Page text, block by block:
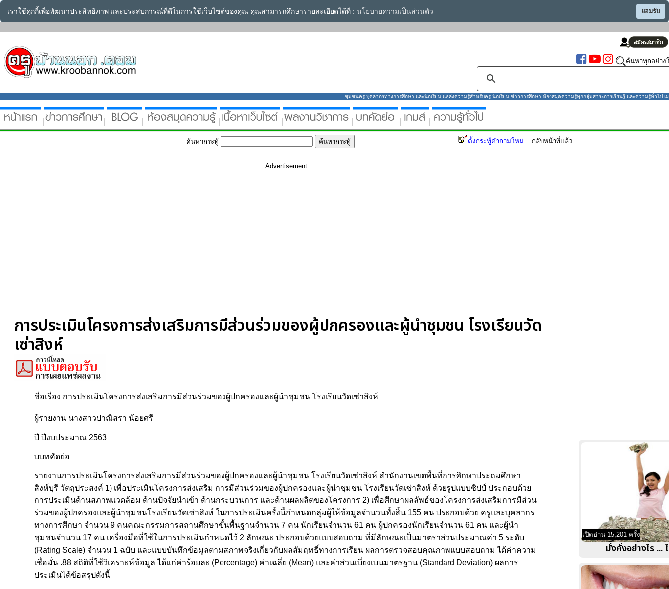
เราใช้คุกกี้เพื่อพัฒนาประสิทธิภาพ และประสบการณ์ที่ดีในการใช้เว็บไซต์ของคุณ คุณสามารถศึกษารายละเอียดได้ที่ : นโยบายความเป็นส่วนตัว ยอมรับ
ค้นหาทุกอย่าง
ชุมชนครู บุคลากรทางการศึกษา และนักเรียน แหล่งความรู้สำหรับครู นักเรียน ข่าวการศึกษา ห้องสมุดความรู้ทุกกลุ่มสาระการเรียนรู้ และความรู้ทั่วไป เ
ค้นหากระทู้ ตั้งกระทู้คำถามใหม่ กลับหน้าที่แล้ว
Advertisement
การประเมินโครงการส่งเสริมการมีส่วนร่วมของผู้ปกครองและผู้นำชุมชน โรงเรียนวัด
เซ่าสิงห์
ชื่อเรื่อง การประเมินโครงการส่งเสริมการมีส่วนร่วมของผู้ปกครองและผู้นำชุมชน โรงเรียนวัดเซ่าสิงห์
ผู้รายงาน นางสาวปาณิสรา น้อยศรี
ปี ปีงบประมาณ 2563
บบทคัดย่อ
รายงานการประเมินโครงการส่งเสริมการมีส่วนร่วมของผู้ปกครองและผู้นำชุมชน โรงเรียนวัดเซ่าสิงห์ สำนักงานเขตพื้นที่การศึกษาประถมศึกษา
สิงห์บุรี วัตถุประสงค์ 1) เพื่อประเมินโครงการส่งเสริม การมีส่วนร่วมของผู้ปกครองและผู้นำชุมชน โรงเรียนวัดเซ่าสิงห์ ด้วยรูปแบบซิปป์ ประกอบด้วย
การประเมินด้านสภาพแวดล้อม ด้านปัจจัยนำเข้า ด้านกระบวนการ และด้านผลผลิตของโครงการ 2) เพื่อศึกษาผลลัพธ์ของโครงการส่งเสริมการมีส่วน
ร่วมของผู้ปกครองและผู้นำชุมชนโรงเรียนวัดเซ่าสิงห์ ในการประเมินครั้งนี้กำหนดกลุ่มผู้ให้ข้อมูลจำนวนทั้งสิ้น 155 คน ประกอบด้วย ครูและบุคลากร
ทางการศึกษา จำนวน 9 คนคณะกรรมการสถานศึกษาขั้นพื้นฐานจำนวน 7 คน นักเรียนจำนวน 61 คน ผู้ปกครองนักเรียนจำนวน 61 คน และผู้นำ
ชุมชนจำนวน 17 คน เครื่องมือที่ใช้ในการประเมินกำหนดไว้ 2 ลักษณะ ประกอบด้วยแบบสอบถาม ที่มีลักษณะเป็นมาตราส่วนประมาณค่า 5 ระดับ
(Rating Scale) จำนวน 1 ฉบับ และแบบบันทึกข้อมูลตามสภาพจริงเกี่ยวกับผลสัมฤทธิ์ทางการเรียน ผลการตรวจสอบคุณภาพแบบสอบถาม ได้ค่าความ
เชื่อมั่น .88 สถิติที่ใช้วิเคราะห์ข้อมูล ได้แก่ค่าร้อยละ (Percentage) ค่าเฉลี่ย (Mean) และค่าส่วนเบี่ยงเบนมาตรฐาน (Standard Deviation) ผลการ
ประเมินได้ข้อสรุปดังนี้
เปิดอ่าน 15,201 ครั้ง
มั่งคั่งอย่างไร ...